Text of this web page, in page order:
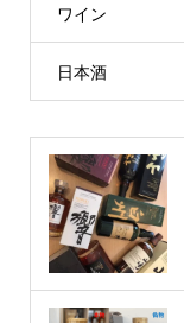
ワイン
日本酒